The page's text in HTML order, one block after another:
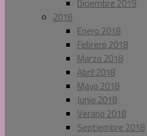
Diciembre 2019
2018
Enero 2018
Febrero 2018
Marzo 2018
Abril 2018
Mayo 2018
Junio 2018
Verano 2018
Septiembre 2018